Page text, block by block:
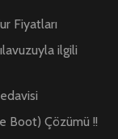
Fiyatları
ilgili
Boot) Çözümü !!